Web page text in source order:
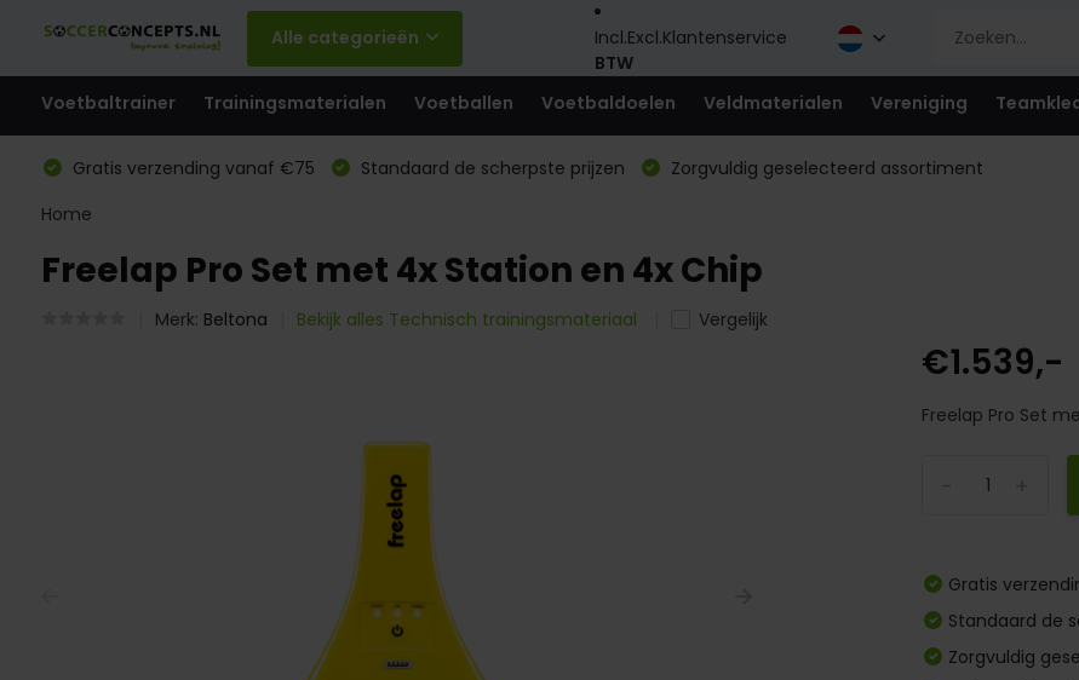
Alle categorieën Incl.Excl.
BTW
Klantenservice
Voetbaltrainer Trainingsmaterialen Voetballen Voetbaldoelen Veldmaterialen Vereniging
Gratis verzending vanaf €75 Standaard de scherpste prijzen
Zorgvuldig geselecteerd assortiment
Home
Freelap Pro Set met 4x Station en 4x Chip
Merk: Beltona Bekijk alles Technisch trainingsmateriaal Vergelijk
€1.539,-
Freelap Pro Set
Gratis
Standaard de
Zorgvuldig